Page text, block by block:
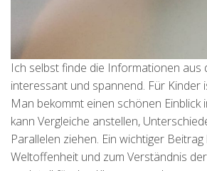
Ich selbst finde die Informationen aus
interessant und spannend. Für Kinder
Man bekommt einen schönen Einblick
kann Vergleiche anstellen,
Parallelen ziehen. Ein wichtiger
Weltoffenheit und zum Verständnis